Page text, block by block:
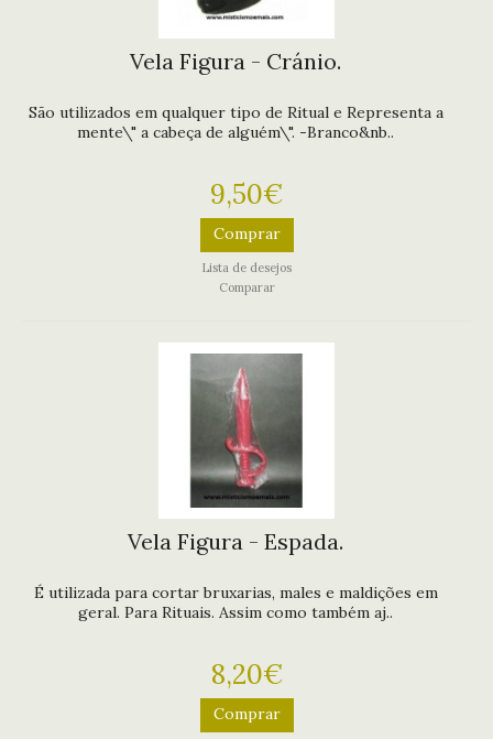
Vela Figura - Cránio.
São utilizados em qualquer tipo de Ritual e Representa a
mente\" a cabeça de alguém\". -Branco&nb..
9,50€
Comprar
Lista de desejos
Comparar
Vela Figura - Espada.
É utilizada para cortar bruxarias, males e maldições em
geral. Para Rituais. Assim como também aj..
8,20€
Comprar